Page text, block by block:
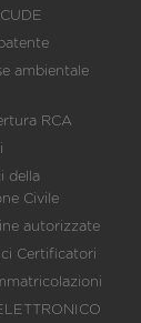
ambientale
RCA
della
Civile
autorizzate
Certificatori